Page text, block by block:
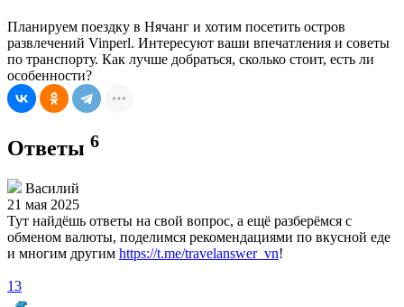
Планируем поездку в Нячанг и хотим посетить остров
развлечений Vinperl. Интересуют ваши впечатления и советы
по транспорту. Как лучше добраться, сколько стоит, есть ли
особенности?
Ответы 6
Василий
21 мая 2025
Тут найдёшь ответы на свой вопрос, а ещё разберёмся с
обменом валюты, поделимся рекомендациями по вкусной еде
и многим другим https://t.me/travelanswer_vn!
13